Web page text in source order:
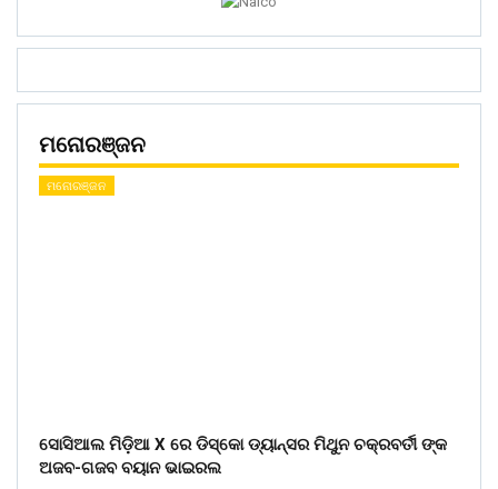
ମନୋରଞ୍ଜନ
ମନୋରଞ୍ଜନ
ସୋସିଆଲ ମିଡ଼ିଆ X ରେ ଡିସ୍କୋ ଡ୍ୟାନ୍ସର ମିଥୁନ ଚକ୍ରବର୍ତୀ ଙ୍କ
ଅଜବ-ଗଜବ ବୟାନ ଭାଇରଲ